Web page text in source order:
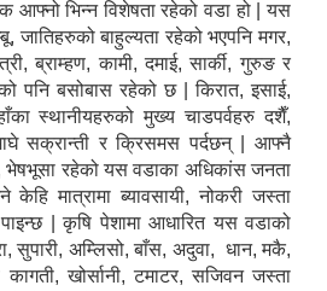
आफ्नो भिन्न विशेषता रहेको वडा हो | यस
जातिहरुको बाहुल्यता रहेको भएपनि मगर,
ब्राम्हण, कामी, दमाई, सार्की, गुरुङ र
पनि बसोबास रहेको छ | किरात, इसाई,
स्थानीयहरुको मुख्य चाडपर्वहरु दशैँ,
सक्रान्ती र क्रिसमस पर्दछन् | आफ्नै
भेषभूसा रहेको यस वडाका अधिकांस जनता
मात्रामा ब्यावसायी, नोकरी जस्ता
| कृषि पेशामा आधारित यस वडाको
सुपारी, अम्लिसो, बाँस, अदुवा, धान, मकै,
खोर्सानी, टमाटर, सजिवन जस्ता